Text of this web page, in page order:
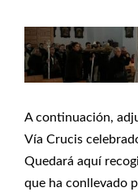
A continuación,
Vía Crucis
Quedará aquí
que ha conllevado